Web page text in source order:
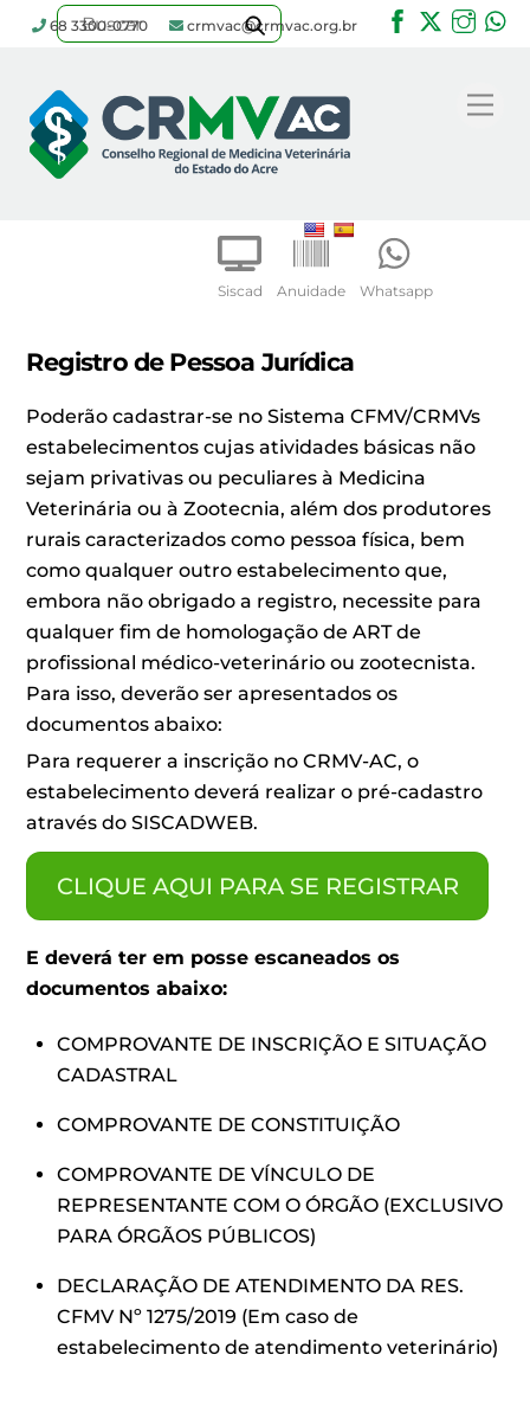
content
Siscad Anuidade Whatsapp
68 3300-0770 crmvac@crmvac.org.br
Facebook
Twitter
Registro de Pessoa Jurídica
Poderão cadastrar-se no Sistema CFMV/CRMVs
estabelecimentos cujas atividades básicas não
sejam privativas ou peculiares à Medicina
Veterinária ou à Zootecnia, além dos produtores
rurais caracterizados como pessoa física, bem
como qualquer outro estabelecimento que,
embora não obrigado a registro, necessite para
qualquer fim de homologação de ART de
profissional médico-veterinário ou zootecnista.
Para isso, deverão ser apresentados os
documentos abaixo:
Para requerer a inscrição no CRMV-AC, o
estabelecimento deverá realizar o pré-cadastro
através do SISCADWEB.
CLIQUE AQUI PARA SE REGISTRAR
E deverá ter em posse escaneados os
documentos abaixo:
COMPROVANTE DE INSCRIÇÃO E SITUAÇÃO
CADASTRAL
COMPROVANTE DE CONSTITUIÇÃO
COMPROVANTE DE VÍNCULO DE
REPRESENTANTE COM O ÓRGÃO (EXCLUSIVO
PARA ÓRGÃOS PÚBLICOS)
DECLARAÇÃO DE ATENDIMENTO DA RES.
CFMV Nº 1275/2019 (Em caso de
estabelecimento de atendimento veterinário)